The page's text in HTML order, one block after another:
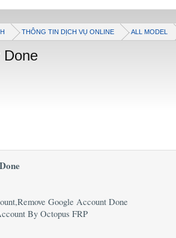
THÔNG TIN DỊCH VỤ ONLINE ALL MODEL
Done
Google Account Done
By Octopus FRP